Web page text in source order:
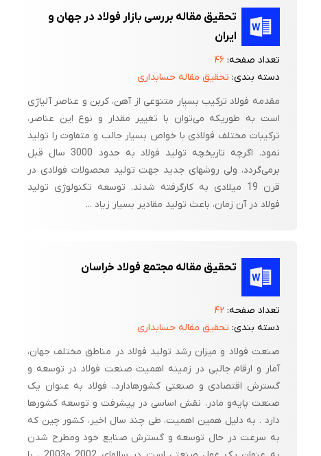
تحقیق مقاله بررسی بازار فولاد در جهان و
ایران
تعداد صفحه:۴۶
دسته بندی: تحقیق مقاله حسابداری
مقدمه فولاد ترکیب بسیار متنوعی از آهن، کربن و عناصر آلیاژی
است به طوری­که می‌توان با تغییر مقدار و نوع این عناصر،
ترکیبات مختلف فولادی با خواص بسیار جالب و متفاوت را تولید
نمود. اگرچه تاریخچه تولید فولاد به حدود 3000 سال قبل
برمی‌گردد، ولی روش­های جدید جهت تولید محصولات فولادی در
قرن 19 میلادی به کارگرفته شدند. توسعه تکنولوژی تولید
فولاد در آن زمان، باعث تولید مقادیر بسیار زیاد ...
تحقیق مقاله مجتمع فولاد خراسان
تعداد صفحه:۴۲
دسته بندی: تحقیق مقاله حسابداری
صنعت فولاد و میزان رشد تولید فولاد در مناطق مختلف جهان،
آمار و ارقام جالبی در زمینه اهمیت صنعت فولاد در توسعه و
گسترش اقتصادی و صنعتی کشورهادارد.. فولاد به عنوان یک
صنعت پایه‌و مادر، نقش اساسی در پیشرفت و توسعه کشورها
دارد . به دلیل همین اهمیت، طی چند سال اخیر، کشور چین که
به سرعت در حال توسعه و گسترش صنایع خود ومطرح شدن